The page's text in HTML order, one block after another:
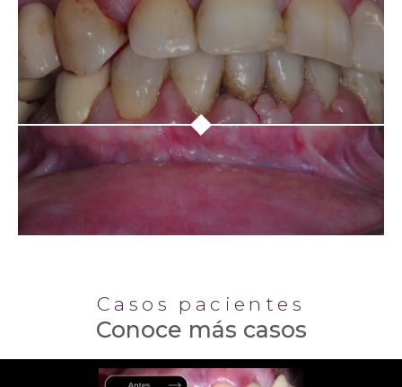
Casos pacientes
Conoce más casos